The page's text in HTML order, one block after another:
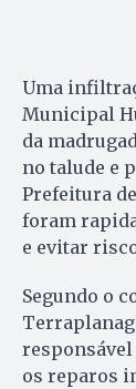
Uma
Municipal
da
no talude e
Prefeitura
foram
e evitar
Segundo o
os reparos